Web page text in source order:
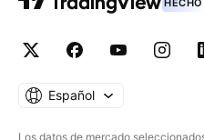
Español
Los datos de mercado